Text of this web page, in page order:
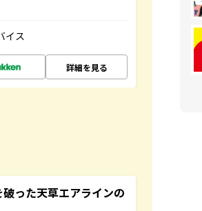
イス
詳細を見る
った天草エアラインの